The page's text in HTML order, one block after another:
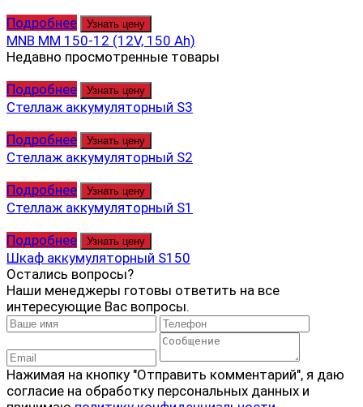
Подробнее
Узнать цену
MNB MM 150-12 (12V, 150 Ah)
Недавно просмотренные товары
Подробнее
Узнать цену
Стеллаж аккумуляторный S3
Подробнее
Узнать цену
Стеллаж аккумуляторный S2
Подробнее
Узнать цену
Стеллаж аккумуляторный S1
Подробнее
Узнать цену
Шкаф аккумуляторный S150
Остались вопросы?
Наши менеджеры готовы ответить на все
интересующие Вас вопросы.
Нажимая на кнопку "Отправить комментарий", я даю
согласие на обработку персональных данных и